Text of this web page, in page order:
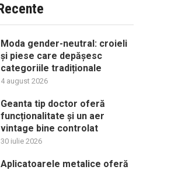
Moda gender-neutral: croieli
și piese care depășesc
categoriile tradiționale
4 august 2026
Geanta tip doctor oferă
funcționalitate și un aer
vintage bine controlat
30 iulie 2026
Aplicatoarele metalice oferă